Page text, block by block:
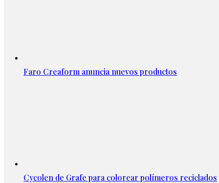
Faro Creaform anuncia nuevos productos
Cycolen de Grafe para colorear polímeros reciclados